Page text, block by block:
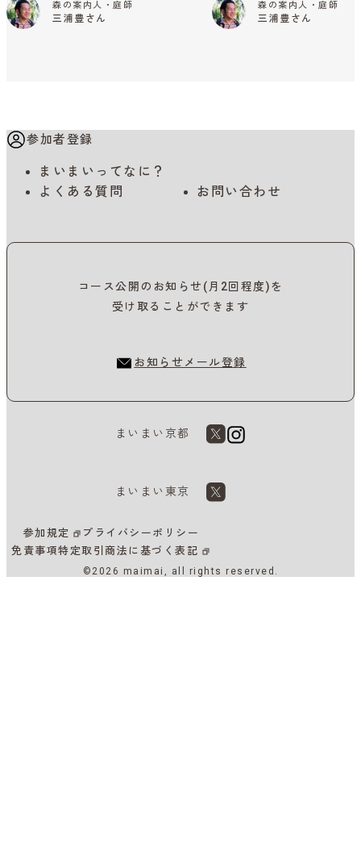
森の案内人・庭師
三浦豊さん
森の案内人・庭師
三浦豊さん
参加者登録
まいまいってなに？
よくある質問
お問い合わせ
コース公開のお知らせ(月2回程度)を
受け取ることができます
お知らせメール登録
まいまい京都
まいまい東京
参加規定
プライバシーポリシー
免責事項特定取引商法に基づく表記
©2026 maimai, all rights reserved.